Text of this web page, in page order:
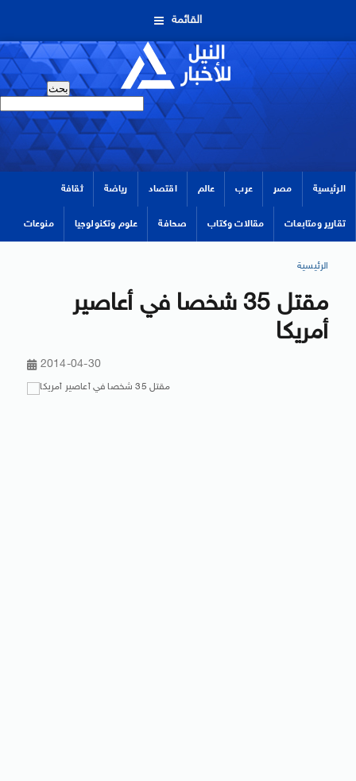
القائمة
الرئيسية مصر عرب عالم اقتصاد رياضة ثقافة
تقارير ومتابعات مقالات وكتاب صحافة علوم وتكنولوجيا منوعات
الرئيسية
مقتل 35 شخصا في أعاصير
أمريكا
2014-04-30